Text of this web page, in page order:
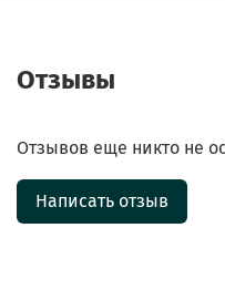
Отзывы
Отзывов еще никто не
Написать отзыв